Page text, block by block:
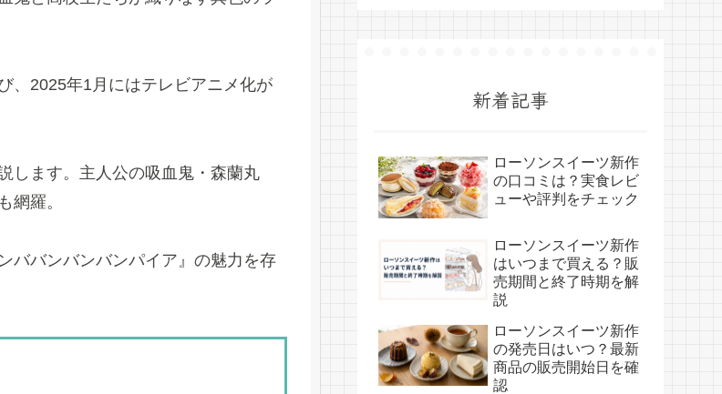
、2025年1月にはテレビアニメ化が
します。主人公の吸血鬼・森蘭丸
網羅。
ババンバンバンパイア』の魅力を存
新着記事
ローソンスイーツ新作
の口コミは？実食レビ
ューや評判をチェック
ローソンスイーツ新作
はいつまで買える？販
売期間と終了時期を解
説
ローソンスイーツ新作
の発売日はいつ？最新
商品の販売開始日を確
認